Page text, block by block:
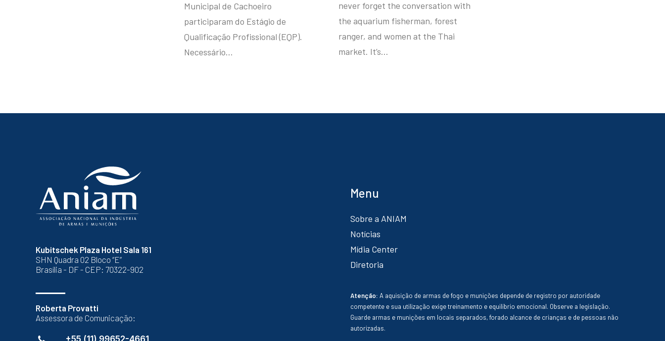
Municipal de Cachoeiro
participaram do Estágio de
Qualificação Profissional (EQP).
Necessário…
never forget the conversation with
the aquarium fisherman, forest
ranger, and women at the Thai
market. It’s…
Kubitschek Plaza Hotel Sala 161
SHN Quadra 02 Bloco “E”
Brasília - DF - CEP: 70322-902
Roberta Provatti
Assessora de Comunicação:
+55 (11) 99652-4661
Menu
Sobre a ANIAM
Notícias
Mídia Center
Diretoria
Atenção: A aquisição de armas de fogo e munições depende de registro por autoridade
competente e sua utilização exige treinamento e equilíbrio emocional. Observe a legislação.
Guarde armas e munições em locais separados, forado alcance de crianças e de pessoas não
autorizadas.